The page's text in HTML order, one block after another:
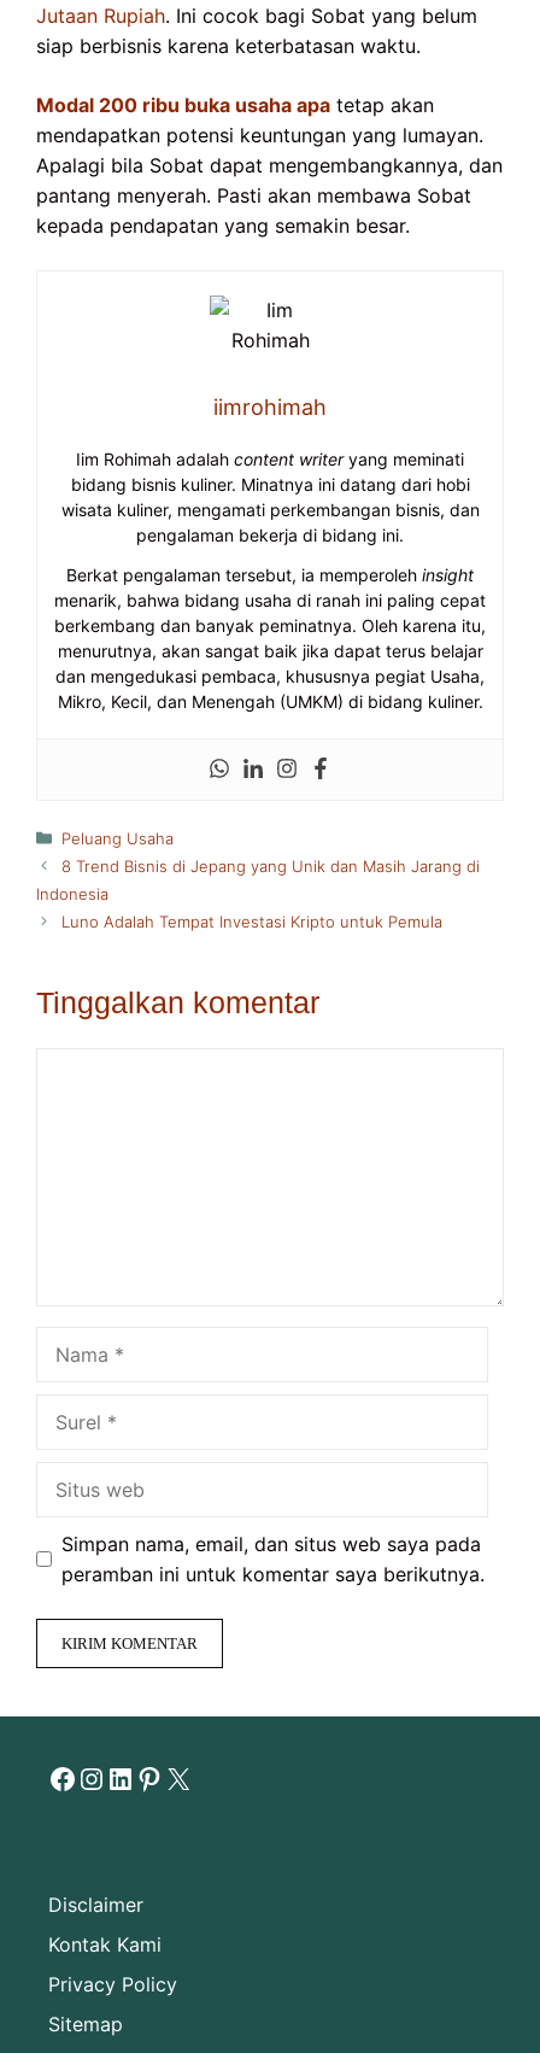
Jutaan Rupiah. Ini cocok bagi Sobat yang belum
siap berbisnis karena keterbatasan waktu.
Modal 200 ribu buka usaha apa tetap akan
mendapatkan potensi keuntungan yang lumayan.
Apalagi bila Sobat dapat mengembangkannya, dan
pantang menyerah. Pasti akan membawa Sobat
kepada pendapatan yang semakin besar.
iimrohimah
Iim Rohimah adalah content writeryang meminati
bidang bisnis kuliner. Minatnya ini datang dari hobi
wisata kuliner, mengamati perkembangan bisnis, dan
pengalaman bekerja di bidang ini.
Berkat pengalaman tersebut, ia memperoleh insight
menarik, bahwa bidang usaha di ranah ini paling cepat
berkembang dan banyak peminatnya. Oleh karena itu,
menurutnya, akan sangat baik jika dapat terus belajar
dan mengedukasi pembaca, khususnya pegiat Usaha,
Mikro, Kecil, dan Menengah (UMKM) di bidang kuliner.
Kategori
Peluang Usaha
8 Trend Bisnis di Jepang yang Unik dan Masih Jarang di
Indonesia
Luno Adalah Tempat Investasi Kripto untuk Pemula
Tinggalkan komentar
web
Simpan nama, email, dan situs web saya pada
peramban ini untuk komentar saya berikutnya.
Facebook
Instagram
LinkedIn
Pinterest
X
Disclaimer
Kontak Kami
Privacy Policy
Sitemap